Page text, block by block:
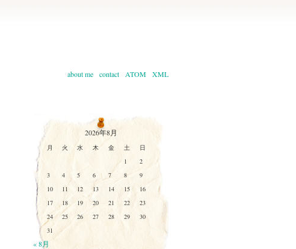
about me contact ATOM XML
2026年8月
月 火 水 木 金 土
日
1
2
3
4 5 6 7 8
9
10
11 12 13 14 15
16
17
18 19 20 21 22
23
24
25 26 27 28 29
30
31
« 8月